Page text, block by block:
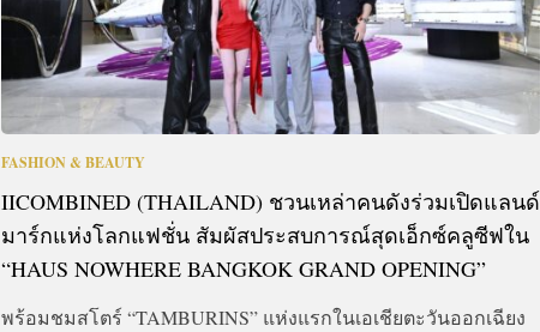
FASHION & BEAUTY
IICOMBINED (THAILAND) ชวนเหล่าคนดังร่วมเปิดแลนด์
มาร์กแห่งโลกแฟชั่น สัมผัสประสบการณ์สุดเอ็กซ์คลูซีฟใน
“HAUS NOWHERE BANGKOK GRAND OPENING”
พร้อมชมสโตร์ “TAMBURINS” แห่งแรกในเอเชียตะวันออกเฉียง